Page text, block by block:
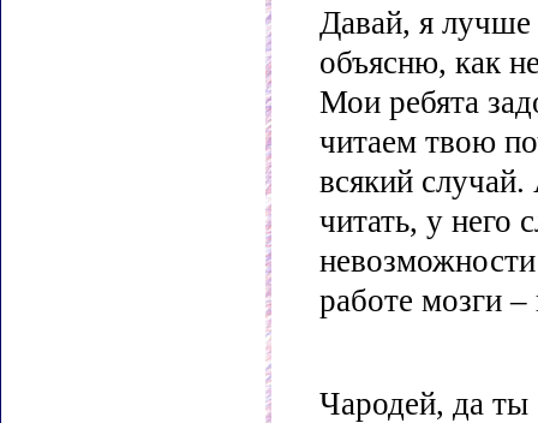
Давай, я
объясню, как
Мои ребята
читаем твою
всякий случай.
читать, у него
работе мозги
Чародей, да ты